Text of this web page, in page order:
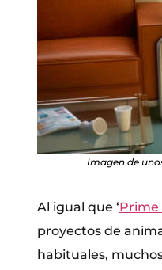
Imagen de
Al igual que ‘Prime
proyectos de
habituales,